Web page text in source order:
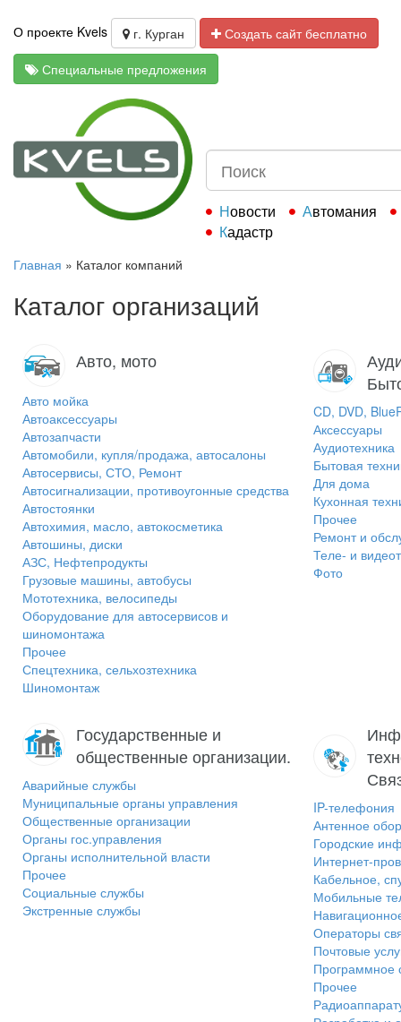
О проекте Kvels г. Курган
Создать сайт бесплатно
Специальные предложения
Новости
Автомания
Кадастр
Главная » Каталог компаний
Каталог организаций
Авто, мото
Авто мойка
Автоаксессуары
Автозапчасти
Автомобили, купля/продажа, автосалоны
Автосервисы, СТО, Ремонт
Автосигнализации, противоугонные средства
Автостоянки
Автохимия, масло, автокосметика
Автошины, диски
АЗС, Нефтепродукты
Грузовые машины, автобусы
Мототехника, велосипеды
Оборудование для автосервисов и
шиномонтажа
Прочее
Спецтехника, сельхозтехника
Шиномонтаж
CD, DVD,
Аксессуары
Аудиотехника
Бытовая
Для дома
Кухонная
Прочее
Ремонт и
Теле- и
Фото
Государственные и
общественные организации.
Аварийные службы
Муниципальные органы управления
Общественные организации
Органы гос.управления
Органы исполнительной власти
Прочее
Социальные службы
Экстренные службы
IP-телефония
Антенное
Городские
Интернет-
Кабельное,
Мобильные
Операторы
Почтовые
Программное
Прочее